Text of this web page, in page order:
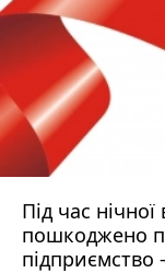
Під час
пошкоджено
підприємство